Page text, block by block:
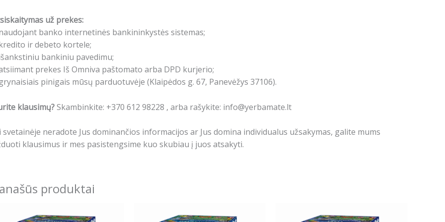
už prekes:
banko internetinės bankininkystės sistemas;
ir debeto kortele;
bankiniu pavedimu;
prekes Iš Omniva paštomato arba DPD kurjerio;
pinigais mūsų parduotuvėje (Klaipėdos g. 67, Panevėžys 37106).
klausimų?Skambinkite: +370 612 98228 , arba rašykite: info@yerbamate.lt
svetainėje neradote Jus dominančios informacijos ar Jus domina individualus užsakymas, galite mums
klausimus ir mes pasistengsime kuo skubiau į juos atsakyti.
produktai